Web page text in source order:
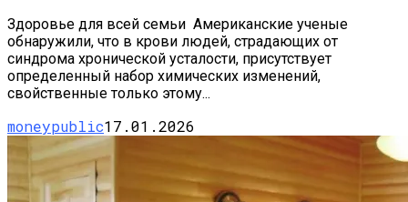
Здоровье для всей семьи Американские ученые
обнаружили, что в крови людей, страдающих от
синдрома хронической усталости, присутствует
определенный набор химических изменений,
свойственные только этому...
moneypublic17.01.2026